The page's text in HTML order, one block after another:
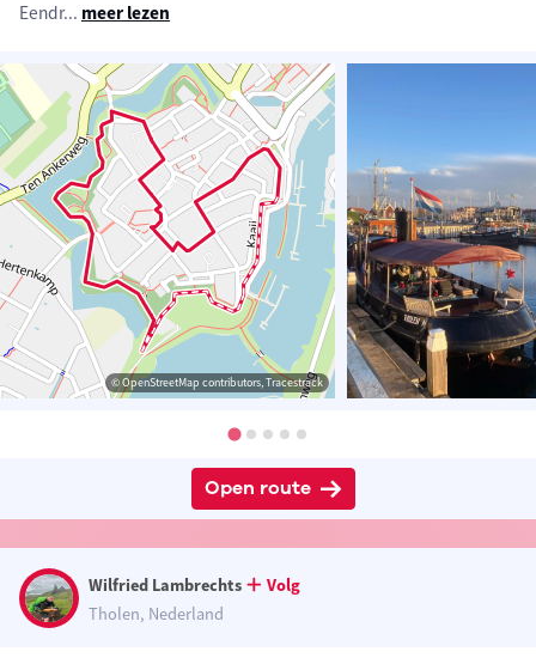
Eendr... meer lezen
© OpenStreetMap contributors, Tracestrack
Open route
Wilfried Lambrechts
Volg
Tholen, Nederland